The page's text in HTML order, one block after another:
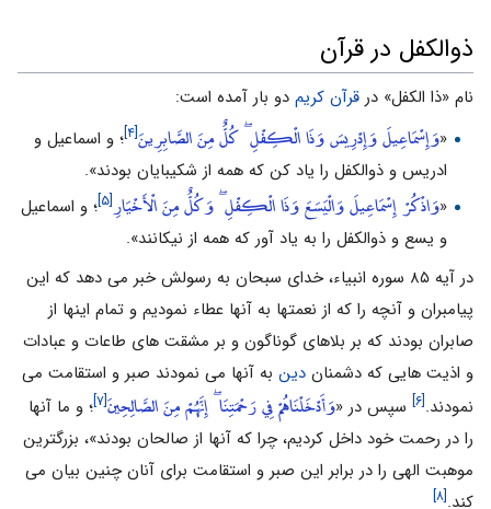
ذوالکفل در قرآن
نام «ذا الکفل» در قرآن کریم دو بار آمده است:
«وَإِسْمَاعِيلَ وَإِدْرِيسَ وَذَا الْكِفْلِ ۖ كُلٌّ مِنَ الصَّابِرِينَ[۴] ؛ و اسماعیل و
ادریس و ذوالکفل را یاد کن که همه از شکیبایان بودند».
«وَاذْكُرْ إِسْمَاعِيلَ وَالْيَسَعَ وَذَا الْكِفْلِ ۖ وَكُلٌّ مِنَ الْأَخْيَارِ[۵] ؛ و اسماعیل
و یسع و ذوالکفل را به یاد آور که همه از نیکانند».
در آیه ۸۵ سوره انبیاء، خداى سبحان به رسولش خبر می دهد که این
پیامبران و آنچه را که از نعمتها به آنها عطاء نمودیم و تمام اینها از
صابران بودند که بر بلاهاى گوناگون و بر مشقت هاى طاعات و عبادات
و اذیت هایى که دشمنان دین به آنها می نمودند صبر و استقامت می
نمودند.[۶] سپس در «وَأَدْخَلْنَاهُمْ فِي رَحْمَتِنَا ۖ إِنَّهُمْ مِنَ الصَّالِحِينَ[۷] ؛ و ما آنها
را در رحمت خود داخل کردیم، چرا که آنها از صالحان بودند»، بزرگترین
موهبت الهى را در برابر این صبر و استقامت براى آنان چنین بیان مى
کند.[۸]